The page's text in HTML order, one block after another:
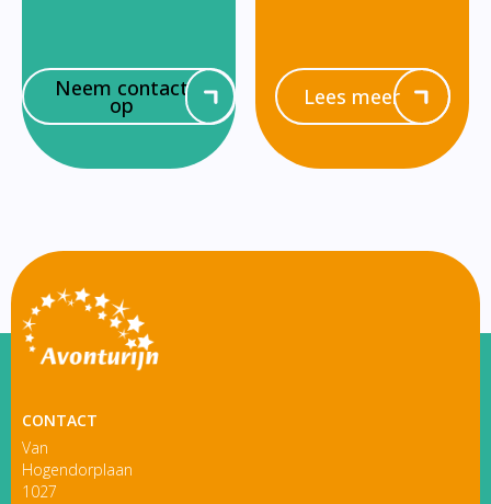
Neem contact
op Lees meer
CONTACT
Van
Hogendorplaan
1027